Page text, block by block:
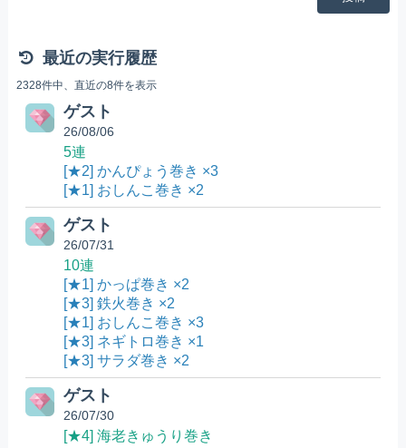
最近の実行履歴
2328件中、直近の8件を表示
ゲスト
26/08/06
5連
[★2] かんぴょう巻き ×3
[★1] おしんこ巻き ×2
ゲスト
26/07/31
10連
[★1] かっぱ巻き ×2
[★3] 鉄火巻き ×2
[★1] おしんこ巻き ×3
[★3] ネギトロ巻き ×1
[★3] サラダ巻き ×2
ゲスト
26/07/30
[★4] 海老きゅうり巻き